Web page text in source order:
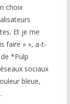
choix
Et je me
faire » », a-t-
*Pulp
sociaux
bleue,